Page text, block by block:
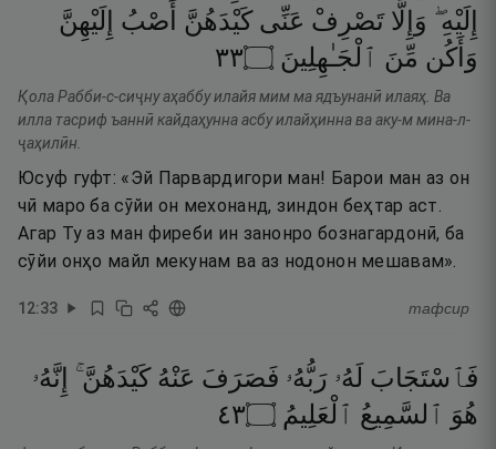
إِلَيْهِ ۖ وَإِلَّا تَصْرِفْ عَنِّى كَيْدَهُنَّ أَصْبُ
إِلَيْهِنَّ
وَأَكُن مِّنَ ٱلْجَـٰهِلِينَ ۝٣٣
Қола Рабби-с-сиҷну аҳаббу илайя мим ма ядъунанӣ илаяҳ. Ва
илла тасриф ъаннӣ кайдаҳунна асбу илайҳинна ва аку-м мина-л-
ҷаҳилӣн.
Юсуф гуфт: «Эй Парвардигори ман! Барои ман аз он
чӣ маро ба сӯйи он мехонанд, зиндон беҳтар аст.
Агар Ту аз ман фиреби ин занонро бознагардонӣ, ба
сӯйи онҳо майл мекунам ва аз нодонон мешавам».
12:33 тафсир
فَٱسْتَجَابَ لَهُۥ رَبُّهُۥ فَصَرَفَ عَنْهُ كَيْدَهُنَّ ۚ إِنَّهُۥ
هُوَ ٱلسَّمِيعُ ٱلْعَلِيمُ ۝٣٤